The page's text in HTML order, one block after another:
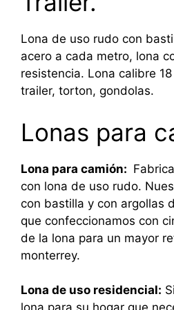
Lona de uso rudo con
acero a cada metro, lona
resistencia. Lona calibre
trailer, torton, gondolas.
Lonas para
Lona para camión:
con lona de uso rudo.
con bastilla y con argollas
que confeccionamos con
de la lona para un mayor
monterrey.
Lona de uso residencial: